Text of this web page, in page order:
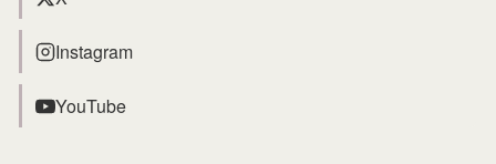
Instagram
YouTube